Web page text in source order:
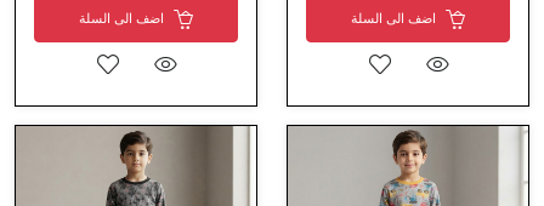
اضف الى السلة اضف الى السلة